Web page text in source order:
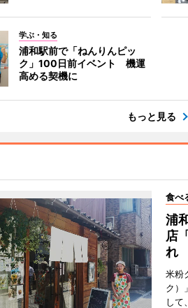
学ぶ・知る
浦和駅前で「ねんりんピッ
ク」100日前イベント 機運
高める契機に
もっと見る
食べ
浦
店
れ
米粉
ク）
して